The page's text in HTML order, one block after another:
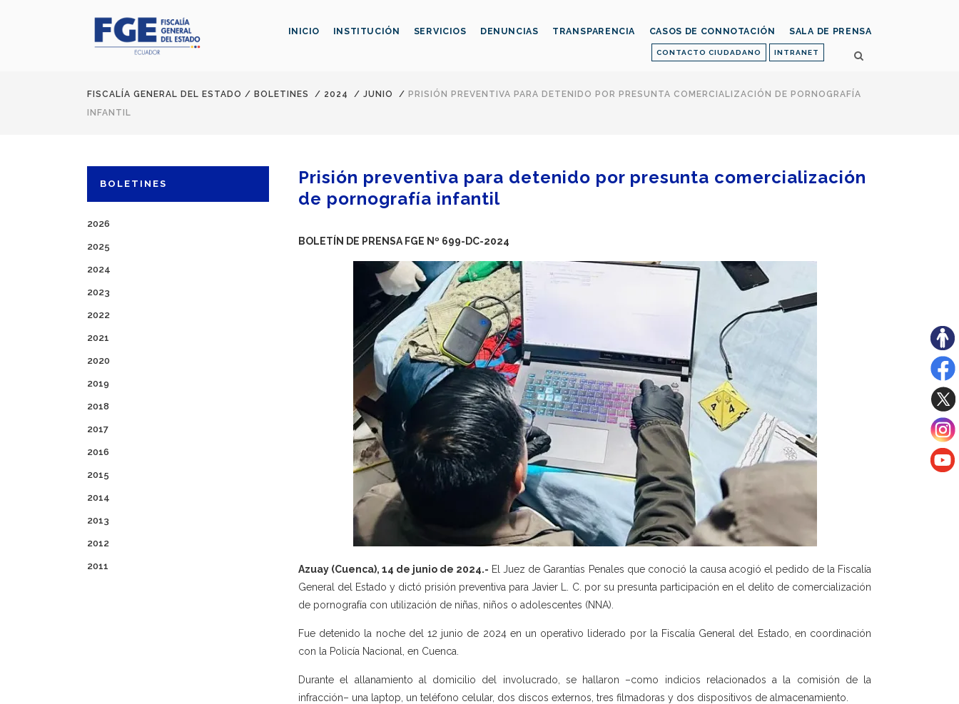
CONTACTO CIUDADANO INTRANET
INICIO INSTITUCIÓN SERVICIOS DENUNCIAS TRANSPARENCIA CASOS DE CONNOTACIÓN SALA DE PRENSA
FISCALÍA GENERAL DEL ESTADO / BOLETINES / 2024 / JUNIO / PRISIÓN PREVENTIVA PARA DETENIDO POR PRESUNTA COMERCIALIZACIÓN DE PORNOGRAFÍA
INFANTIL
BOLETINES
2026
2025
2024
2023
2022
2021
2020
2019
2018
2017
2016
2015
2014
2013
2012
2011
Prisión preventiva para detenido por presunta comercialización
de pornografía infantil
BOLETÍN DE PRENSA FGE Nº 699-DC-2024
Azuay (Cuenca), 14 de junio de 2024.- El Juez de Garantías Penales que conoció la causa acogió el pedido de la Fiscalía
General del Estado y dictó prisión preventiva para Javier L. C. por su presunta participación en el delito de comercialización
de pornografía con utilización de niñas, niños o adolescentes (NNA).
Fue detenido la noche del 12 junio de 2024 en un operativo liderado por la Fiscalía General del Estado, en coordinación
con la Policía Nacional, en Cuenca.
Durante el allanamiento al domicilio del involucrado, se hallaron –como indicios relacionados a la comisión de la
infracción– una laptop, un teléfono celular, dos discos externos, tres filmadoras y dos dispositivos de almacenamiento.